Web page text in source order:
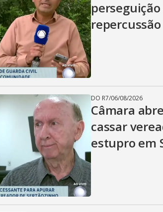
repercussão
DO R7/06/08/2026
Câmara
cassar
estupro em